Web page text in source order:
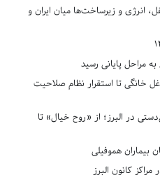
انرژی و زیرساخت‌ها میان ایران و
مراحل پایانی رسید
خانگی تا استقرار نظام صلاحیت
در البرز؛ از «روح خیال» تا